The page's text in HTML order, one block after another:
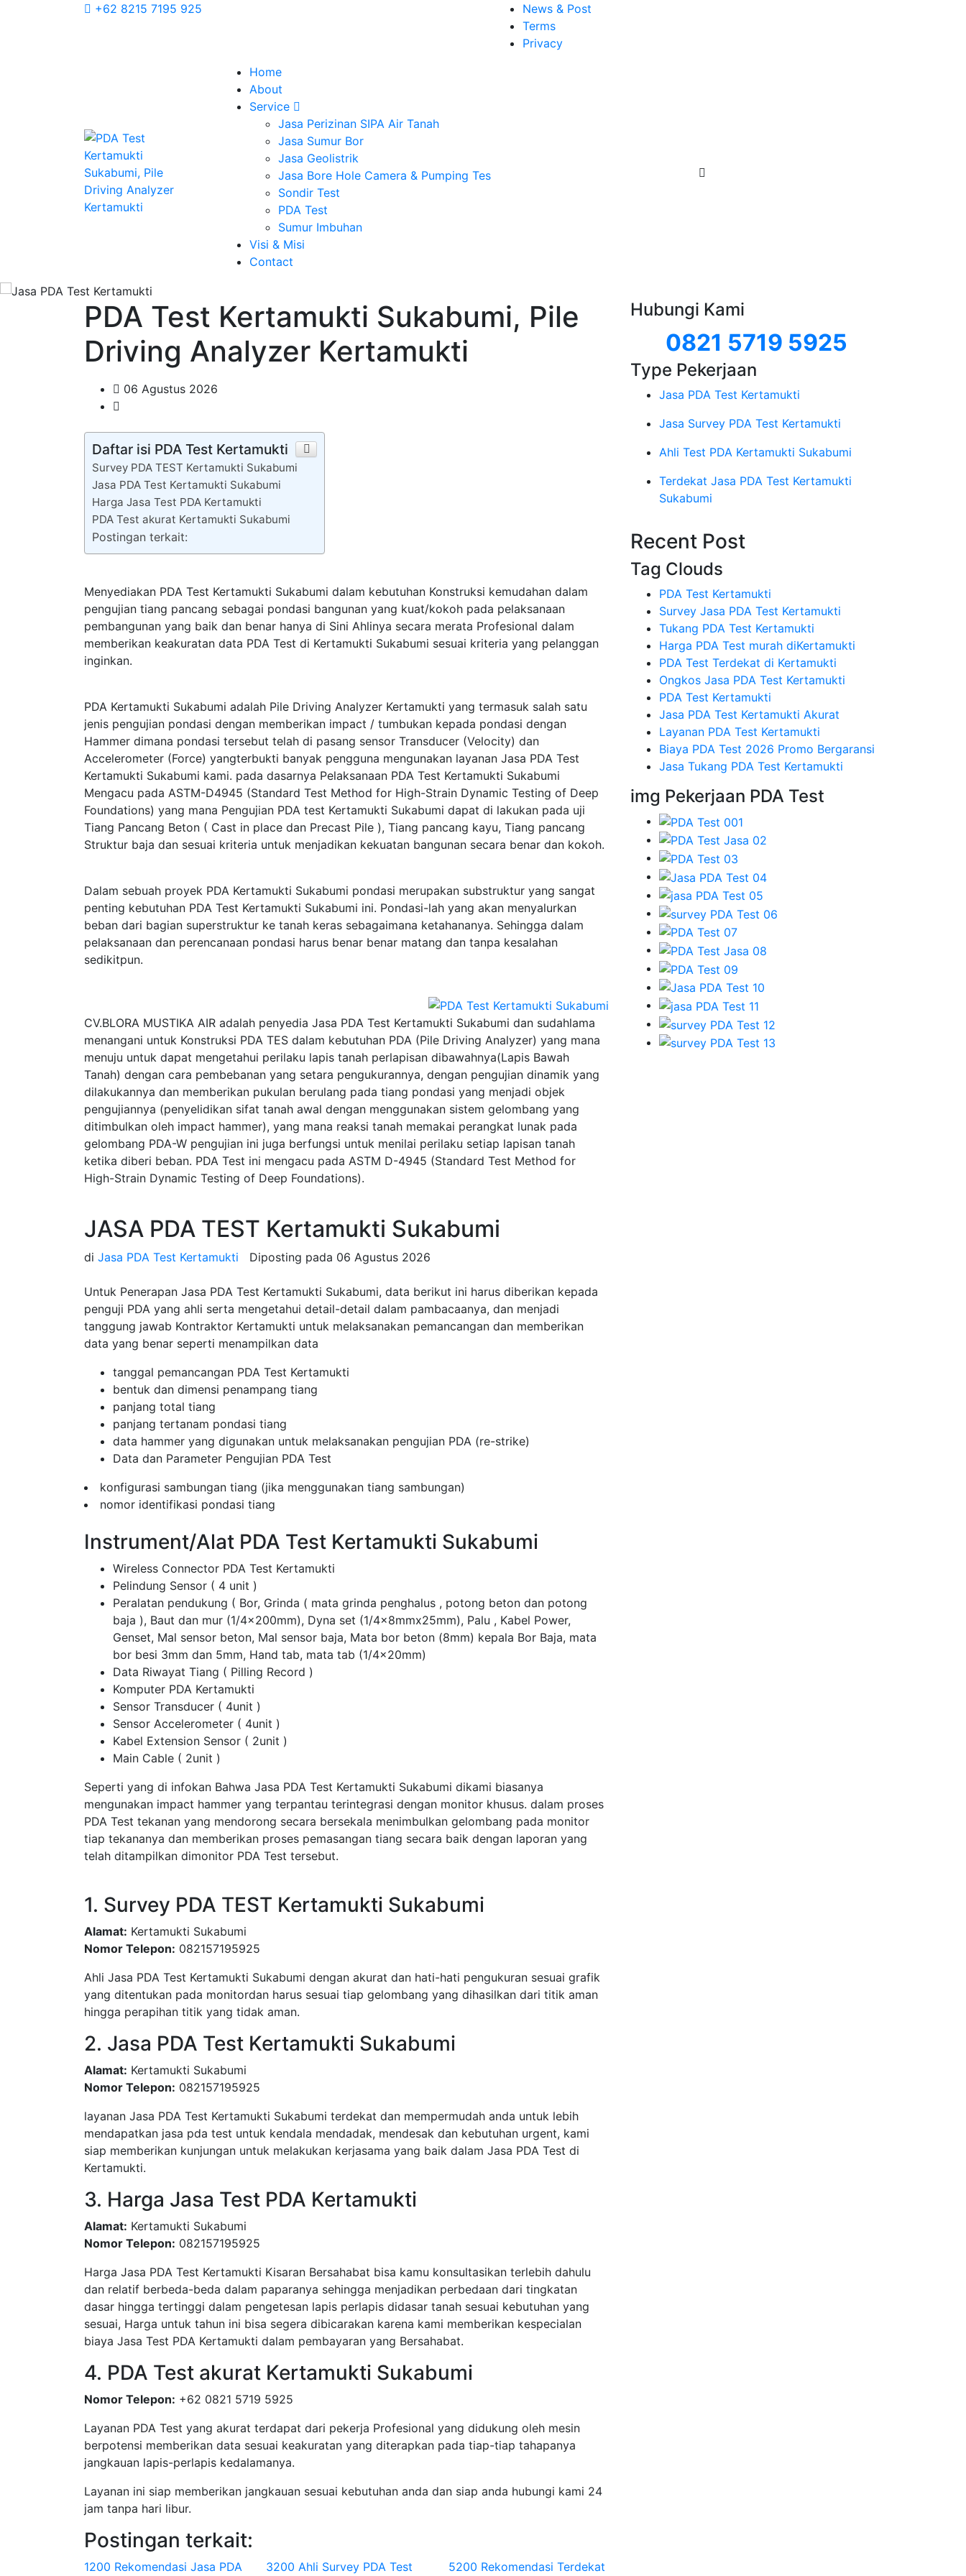
+62 8215 7195 925
News & Post
Terms
Privacy
Home
About
Service
Jasa Perizinan SIPA Air Tanah
Jasa Sumur Bor
Jasa Geolistrik
Jasa Bore Hole Camera & Pumping Tes
Sondir Test
PDA Test
Sumur Imbuhan
Visi & Misi
Contact
PDA Test Kertamukti Sukabumi, Pile
Driving Analyzer Kertamukti
06 Agustus 2026
Daftar isi PDA Test Kertamukti
Survey PDA TEST Kertamukti Sukabumi
Jasa PDA Test Kertamukti Sukabumi
Harga Jasa Test PDA Kertamukti
PDA Test akurat Kertamukti Sukabumi
Postingan terkait:
Menyediakan PDA Test Kertamukti Sukabumi dalam kebutuhan Konstruksi kemudahan dalam
pengujian tiang pancang sebagai pondasi bangunan yang kuat/kokoh pada pelaksanaan
pembangunan yang baik dan benar hanya di Sini Ahlinya secara merata Profesional dalam
memberikan keakuratan data PDA Test di Kertamukti Sukabumi sesuai kriteria yang pelanggan
inginkan.
PDA Kertamukti Sukabumi adalah Pile Driving Analyzer Kertamukti yang termasuk salah satu
jenis pengujian pondasi dengan memberikan impact / tumbukan kepada pondasi dengan
Hammer dimana pondasi tersebut telah di pasang sensor Transducer (Velocity) dan
Accelerometer (Force) yangterbukti banyak pengguna mengunakan layanan Jasa PDA Test
Kertamukti Sukabumi kami. pada dasarnya Pelaksanaan PDA Test Kertamukti Sukabumi
Mengacu pada ASTM-D4945 (Standard Test Method for High-Strain Dynamic Testing of Deep
Foundations) yang mana Pengujian PDA test Kertamukti Sukabumi dapat di lakukan pada uji
Tiang Pancang Beton ( Cast in place dan Precast Pile ), Tiang pancang kayu, Tiang pancang
Struktur baja dan sesuai kriteria untuk menjadikan kekuatan bangunan secara benar dan kokoh.
Dalam sebuah proyek PDA Kertamukti Sukabumi pondasi merupakan substruktur yang sangat
penting kebutuhan PDA Test Kertamukti Sukabumi ini. Pondasi-lah yang akan menyalurkan
beban dari bagian superstruktur ke tanah keras sebagaimana ketahananya. Sehingga dalam
pelaksanaan dan perencanaan pondasi harus benar benar matang dan tanpa kesalahan
sedikitpun.
CV.BLORA MUSTIKA AIR adalah penyedia Jasa PDA Test Kertamukti Sukabumi dan sudahlama
menangani untuk Konstruksi PDA TES dalam kebutuhan PDA (Pile Driving Analyzer) yang mana
menuju untuk dapat mengetahui perilaku lapis tanah perlapisan dibawahnya(Lapis Bawah
Tanah) dengan cara pembebanan yang setara pengukurannya, dengan pengujian dinamik yang
dilakukannya dan memberikan pukulan berulang pada tiang pondasi yang menjadi objek
pengujiannya (penyelidikan sifat tanah awal dengan menggunakan sistem gelombang yang
ditimbulkan oleh impact hammer), yang mana reaksi tanah memakai perangkat lunak pada
gelombang PDA-W pengujian ini juga berfungsi untuk menilai perilaku setiap lapisan tanah
ketika diberi beban. PDA Test ini mengacu pada ASTM D-4945 (Standard Test Method for
High-Strain Dynamic Testing of Deep Foundations).
JASA PDA TEST Kertamukti Sukabumi
di Jasa PDA Test Kertamukti Diposting pada 06 Agustus 2026
Untuk Penerapan Jasa PDA Test Kertamukti Sukabumi, data berikut ini harus diberikan kepada
penguji PDA yang ahli serta mengetahui detail-detail dalam pambacaanya, dan menjadi
tanggung jawab Kontraktor Kertamukti untuk melaksanakan pemancangan dan memberikan
data yang benar seperti menampilkan data
tanggal pemancangan PDA Test Kertamukti
bentuk dan dimensi penampang tiang
panjang total tiang
panjang tertanam pondasi tiang
data hammer yang digunakan untuk melaksanakan pengujian PDA (re-strike)
Data dan Parameter Pengujian PDA Test
konfigurasi sambungan tiang (jika menggunakan tiang sambungan)
nomor identifikasi pondasi tiang
Instrument/Alat PDA Test Kertamukti Sukabumi
Wireless Connector PDA Test Kertamukti
Pelindung Sensor ( 4 unit )
Peralatan pendukung ( Bor, Grinda ( mata grinda penghalus , potong beton dan potong
baja ), Baut dan mur (1/4x200mm), Dyna set (1/4x8mmx25mm), Palu , Kabel Power,
Genset, Mal sensor beton, Mal sensor baja, Mata bor beton (8mm) kepala Bor Baja, mata
bor besi 3mm dan 5mm, Hand tab, mata tab (1/4x20mm)
Data Riwayat Tiang ( Pilling Record )
Komputer PDA Kertamukti
Sensor Transducer ( 4unit )
Sensor Accelerometer ( 4unit )
Kabel Extension Sensor ( 2unit )
Main Cable ( 2unit )
Seperti yang di infokan Bahwa Jasa PDA Test Kertamukti Sukabumi dikami biasanya
mengunakan impact hammer yang terpantau terintegrasi dengan monitor khusus. dalam proses
PDA Test tekanan yang mendorong secara bersekala menimbulkan gelombang pada monitor
tiap tekananya dan memberikan proses pemasangan tiang secara baik dengan laporan yang
telah ditampilkan dimonitor PDA Test tersebut.
1. Survey PDA TEST Kertamukti Sukabumi
Alamat: Kertamukti Sukabumi
Nomor Telepon: 082157195925
Ahli Jasa PDA Test Kertamukti Sukabumi dengan akurat dan hati-hati pengukuran sesuai grafik
yang ditentukan pada monitordan harus sesuai tiap gelombang yang dihasilkan dari titik aman
hingga perapihan titik yang tidak aman.
2. Jasa PDA Test Kertamukti Sukabumi
Alamat: Kertamukti Sukabumi
Nomor Telepon: 082157195925
layanan Jasa PDA Test Kertamukti Sukabumi terdekat dan mempermudah anda untuk lebih
mendapatkan jasa pda test untuk kendala mendadak, mendesak dan kebutuhan urgent, kami
siap memberikan kunjungan untuk melakukan kerjasama yang baik dalam Jasa PDA Test di
Kertamukti.
3. Harga Jasa Test PDA Kertamukti
Alamat: Kertamukti Sukabumi
Nomor Telepon: 082157195925
Harga Jasa PDA Test Kertamukti Kisaran Bersahabat bisa kamu konsultasikan terlebih dahulu
dan relatif berbeda-beda dalam paparanya sehingga menjadikan perbedaan dari tingkatan
dasar hingga tertinggi dalam pengetesan lapis perlapis didasar tanah sesuai kebutuhan yang
sesuai, Harga untuk tahun ini bisa segera dibicarakan karena kami memberikan kespecialan
biaya Jasa Test PDA Kertamukti dalam pembayaran yang Bersahabat.
4. PDA Test akurat Kertamukti Sukabumi
Nomor Telepon: +62 0821 5719 5925
Layanan PDA Test yang akurat terdapat dari pekerja Profesional yang didukung oleh mesin
berpotensi memberikan data sesuai keakuratan yang diterapkan pada tiap-tiap tahapanya
jangkauan lapis-perlapis kedalamanya.
Layanan ini siap memberikan jangkauan sesuai kebutuhan anda dan siap anda hubungi kami 24
jam tanpa hari libur.
Postingan terkait:
1200 Rekomendasi Jasa PDA 3200 Ahli Survey PDA Test 5200 Rekomendasi Terdekat
Hubungi Kami
0821 5719 5925
Type Pekerjaan
Jasa PDA Test Kertamukti
Jasa Survey PDA Test Kertamukti
Ahli Test PDA Kertamukti Sukabumi
Terdekat Jasa PDA Test Kertamukti
Sukabumi
Recent Post
Tag Clouds
PDA Test Kertamukti
Survey Jasa PDA Test Kertamukti
Tukang PDA Test Kertamukti
Harga PDA Test murah diKertamukti
PDA Test Terdekat di Kertamukti
Ongkos Jasa PDA Test Kertamukti
PDA Test Kertamukti
Jasa PDA Test Kertamukti Akurat
Layanan PDA Test Kertamukti
Biaya PDA Test 2026 Promo Bergaransi
Jasa Tukang PDA Test Kertamukti
img Pekerjaan PDA Test